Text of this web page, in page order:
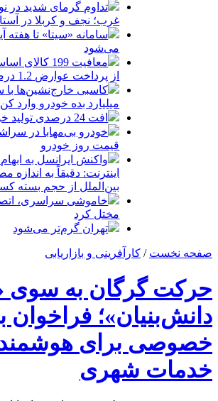
تداوم گرمای شدید در
غرب؛ نجف و کربلا در آستانه ۵۰
سامانه «سیتا» تا هفته
می‌شود
معافیت 199
از پرداخت عوارض 1.2 درصدی واردات
میلیارد بده خودرو وارد
افت 24 درصدی تولید خودرو در کشور
خودرو بی‌مهابا در
قیمت روز خودرو
واکنش ایرانسل به
اینترنت: دقیقاً به
بین‌الملل از حجم بسته
خاموشی سراسری، اتصال
مختل کرد
تهران گرم‌تر می‌شود
صفحه نخست / کارآفرینی و بازاریابی
حرکت گرگان به سوی
دانش‌بنیان»؛
خصوصی برای
خدمات شهری